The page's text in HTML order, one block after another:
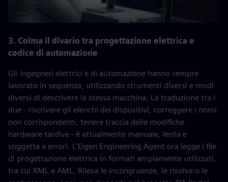
3. Colma il divario tra progettazione elettrica e
codice di automazione
Gli ingegneri elettrici e di automazione hanno sempre
lavorato in sequenza, utilizzando strumenti diversi e modi
diversi di descrivere la stessa macchina. La traduzione tra i
due - riscrivere gli elenchi dei dispositivi, correggere i nomi
non corrispondenti, tenere traccia delle modifiche
hardware tardive - è attualmente manuale, lenta e
soggetta a errori. L'Eigen Engineering Agent ora legge i file
di progettazione elettrica in formati ampiamente utilizzati,
tra cui XML e AML. Rileva le incongruenze, le risolve o le